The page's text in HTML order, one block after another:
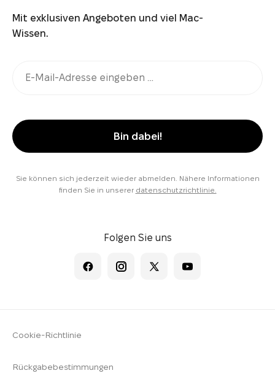
Mit exklusiven Angeboten und viel Mac-
Wissen.
Bin dabei!
Sie können sich jederzeit wieder abmelden. Nähere Informationen
finden Sie in unserer datenschutzrichtlinie.
Folgen Sie uns
Cookie-Richtlinie
Rückgabebestimmungen